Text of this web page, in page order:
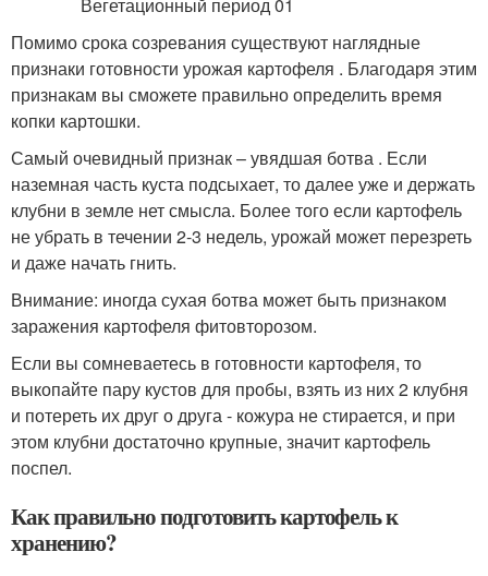
Помимо срока созревания существуют наглядные
признаки готовности урожая картофеля . Благодаря этим
признакам вы сможете правильно определить время
копки картошки.
Самый очевидный признак – увядшая ботва . Если
наземная часть куста подсыхает, то далее уже и держать
клубни в земле нет смысла. Более того если картофель
не убрать в течении 2-3 недель, урожай может перезреть
и даже начать гнить.
Внимание: иногда сухая ботва может быть признаком
заражения картофеля фитовторозом.
Если вы сомневаетесь в готовности картофеля, то
выкопайте пару кустов для пробы, взять из них 2 клубня
и потереть их друг о друга - кожура не стирается, и при
этом клубни достаточно крупные, значит картофель
поспел.
Как правильно подготовить картофель к
хранению?